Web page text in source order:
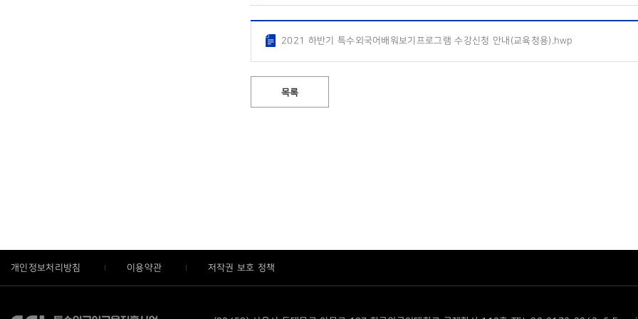
2021 하반기 특수외국어배워보기프로그램 수강신청 안내(교육청용).hwp
목록
개인정보처리방침 이용약관 저작권 보호 정책